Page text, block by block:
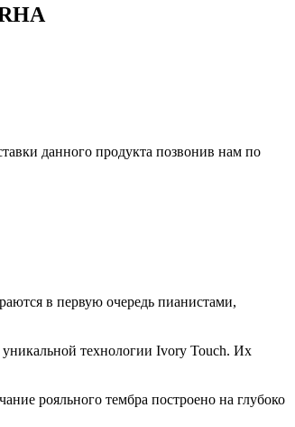
данного продукта позвонив нам по
в первую очередь пианистами,
технологии Ivory Touch. Их
рояльного тембра построено на глубоко